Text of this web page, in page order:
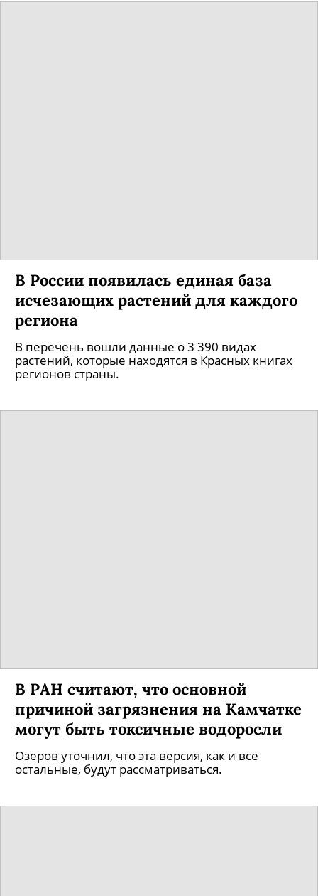
В России появилась единая база
исчезающих растений для каждого
региона
В перечень вошли данные о 3 390 видах
растений, которые находятся в Красных книгах
регионов страны.
В РАН считают, что основной
причиной загрязнения на Камчатке
могут быть токсичные водоросли
Озеров уточнил, что эта версия, как и все
остальные, будут рассматриваться.